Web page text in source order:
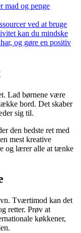
mad og penge
ved at bruge
kan du mindske
og gøre en positiv
Lad børnene være
bord. Det skaber
sig til.
den bedste ret med
mest kreative
og lærer alle at tænke
Tværtimod kan det
retter. Prøv at
køkkener,